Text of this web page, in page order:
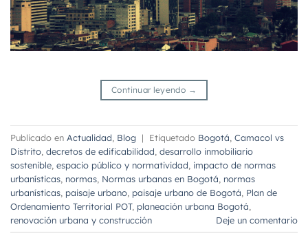
Continuar leyendo →
Publicado en Actualidad Blog | Etiquetado Bogotá Camacol vs
Distrito decretos de edificabilidad desarrollo inmobiliario
sostenible espacio público y normatividad impacto de normas
urbanísticas normas Normas urbanas en Bogotá normas
urbanísticas paisaje urbano paisaje urbano de Bogotá Plan de
Ordenamiento Territorial POT, planeación urbana Bogotá
renovación urbana y construcción
Deje un comentario